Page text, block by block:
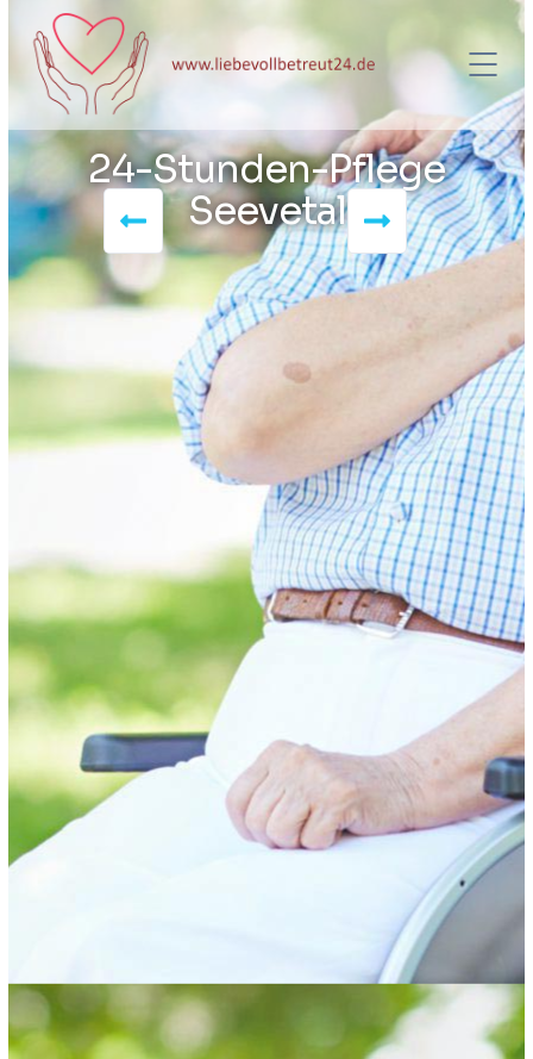
24-Stunden-Pflege
Seevetal